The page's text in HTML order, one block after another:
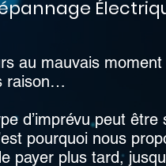
au mauvais
raison…
d’imprévu peut
pourquoi nous
payer plus tard,